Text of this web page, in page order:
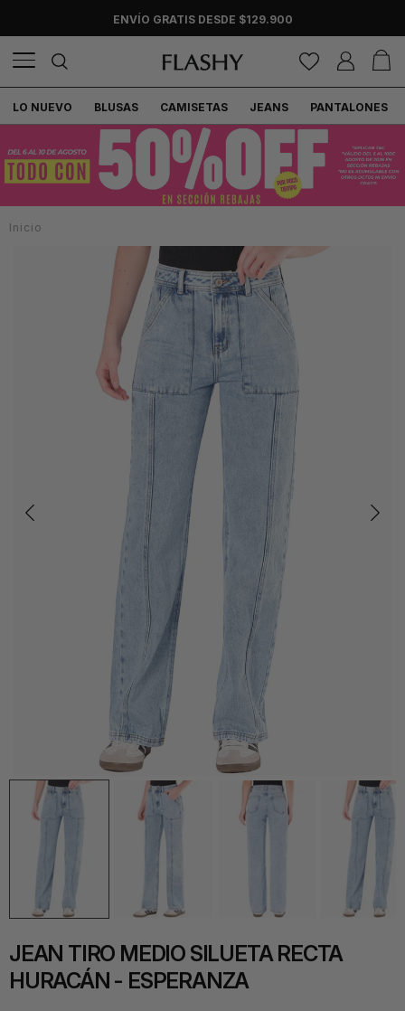
ENVÍO GRATIS DESDE $129.900
LO NUEVO BLUSAS CAMISETAS JEANS PANTALONES
Inicio
JEAN TIRO MEDIO SILUETA RECTA
HURACÁN - ESPERANZA